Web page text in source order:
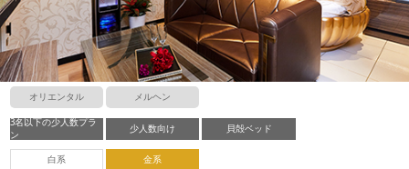
オリエンタル メルヘン
3名以下の少人数プラ
ン
少人数向け 貝殻ベッド
白系 金系